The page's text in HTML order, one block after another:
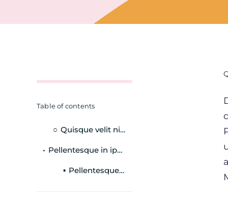
Table of contents
Quisque velit nisi, pretium ut lacinia in
Pellentesque in ipsum id orci porta dapibus.
Pellentesque in ipsum id orci porta dapibus.